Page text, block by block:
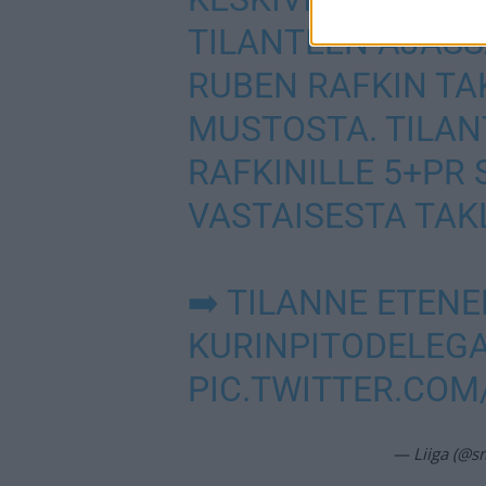
TILANTEEN
RUBEN RAFKIN
MUSTOSTA.
RAFKINILLE 5+PR
VASTAISESTA
➡️ TILANNE
— Liiga